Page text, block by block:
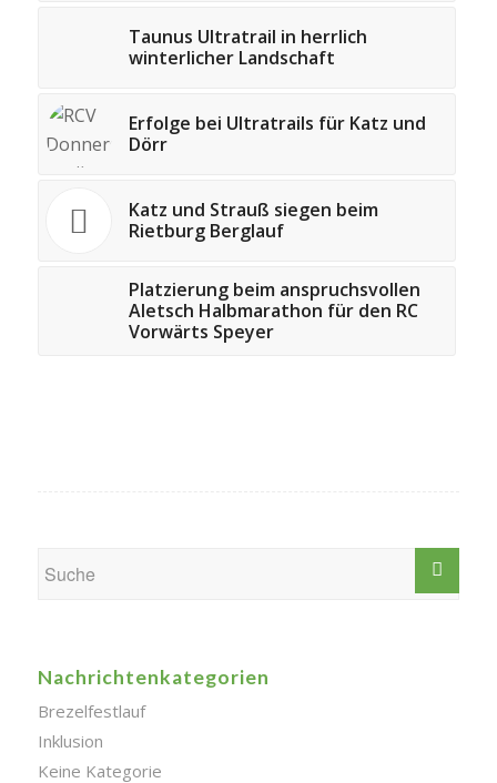
Taunus Ultratrail in herrlich
winterlicher Landschaft
Erfolge bei Ultratrails für Katz und
Dörr
Katz und Strauß siegen beim
Rietburg Berglauf
Platzierung beim anspruchsvollen
Aletsch Halbmarathon für den RC
Vorwärts Speyer
Nachrichtenkategorien
Brezelfestlauf
Inklusion
Keine Kategorie